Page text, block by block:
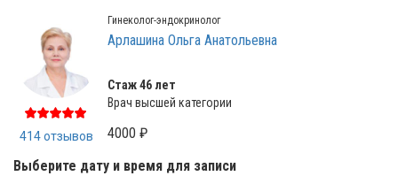
414 отзывов
Гинеколог-эндокринолог
Арлашина Ольга Анатольевна
Стаж 46 лет
Врач высшей категории
4000 ₽
Выберите дату и время для записи